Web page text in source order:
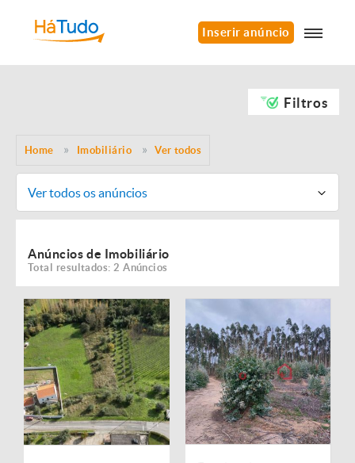
Inserir anúncio
Filtros
Home Imobiliário Ver todos
Ver todos os anúncios
Anúncios de Imobiliário
Total resultados: 2 Anúncios